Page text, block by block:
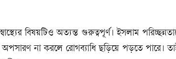
বিষয়টিও অত্যন্ত গুরুত্বপূর্ণ। ইসলাম
অপসারণ না করলে রোগব্যাধি ছড়িয়ে পড়তে পারে।